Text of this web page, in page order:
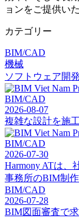
ョンをご提供い
カテゴリー
BIM/CAD
機械
ソフトウェア開発
BIM/CAD
2026-08-07
複雑な設計を施
BIM/CAD
2026-07-30
Harmony ATは、
事務所のBIM制
BIM/CAD
2026-07-28
BIM図面審査で